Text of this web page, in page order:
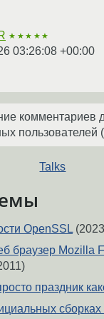
★★★★★
03:26:08 +00:00
комментариев
пользователей
Talks
OpenSSL
браузер Mozilla
праздник